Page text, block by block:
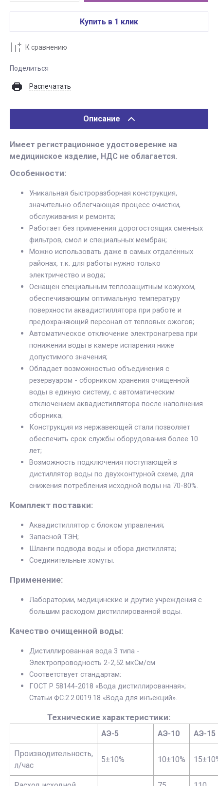
Купить в 1 клик
К сравнению
Поделиться
Распечатать
Описание
Имеет регистрационное удостоверение на
медицинское изделие, НДС не облагается.
Особенности:
Уникальная быстроразборная конструкция,
значительно облегчающая процесс очистки,
обслуживания и ремонта;
Работает без применения дорогостоящих сменных
фильтров, смол и специальных мембран;
Можно использовать даже в самых отдалённых
районах, т.к. для работы нужно только
электричество и вода;
Оснащён специальным теплозащитным кожухом,
обеспечивающим оптимальную температуру
поверхности аквадистиллятора при работе и
предохраняющий персонал от тепловых ожогов;
Автоматическое отключение электронагрева при
понижении воды в камере испарения ниже
допустимого значения;
Обладает возможностью объединения с
резервуаром - сборником хранения очищенной
воды в единую систему, с автоматическим
отключением аквадистиллятора после наполнения
сборника;
Конструкция из нержавеющей стали позволяет
обеспечить срок службы оборудования более 10
лет;
Возможность подключения поступающей в
дистиллятор воды по двухконтурной схеме, для
снижения потребления исходной воды на 70-80%.
Комплект поставки:
Аквадистиллятор с блоком управления;
Запасной ТЭН;
Шланги подвода воды и сбора дистиллята;
Соединительные хомуты.
Применение:
Лаборатории, медицинские и другие учреждения с
большим расходом дистиллированной воды.
Качество очищенной воды:
Дистиллированная вода 3 типа -
Электропроводность 2-2,52 мкСм/см
Соответствует стандартам:
ГОСТ Р 58144-2018 «Вода дистиллированная»;
Статьи ФС.2.2.0019.18 «Вода для инъекций».
Технические характеристики:
АЭ-5 АЭ-10 АЭ-15
Производительность,
л/час
5±10% 10±10%